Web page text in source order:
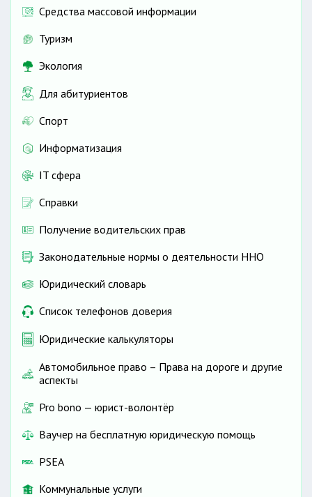
Средства массовой информации
Туризм
Экология
Для абитуриентов
Спорт
Информатизация
IT сфера
Справки
Получение водительских прав
Законодательные нормы о деятельности ННО
Юридический словарь
Список телефонов доверия
Юридические калькуляторы
Автомобильное право – Права на дороге и другие
аспекты
Pro bono — юрист-волонтёр
Ваучер на бесплатную юридическую помощь
PSEA
Коммунальные услуги